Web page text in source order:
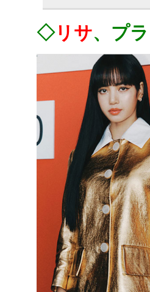
◇リサ、プ